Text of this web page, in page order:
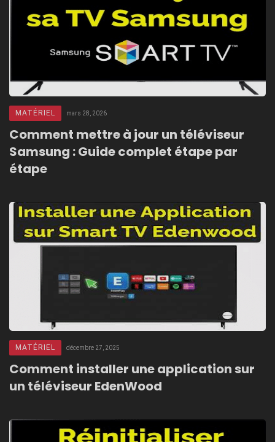
MATÉRIEL mars 28, 2026
Comment mettre à jour un téléviseur
Samsung : Guide complet étape par
étape
MATÉRIEL décembre 27, 2025
Comment installer une application sur
un téléviseur EdenWood